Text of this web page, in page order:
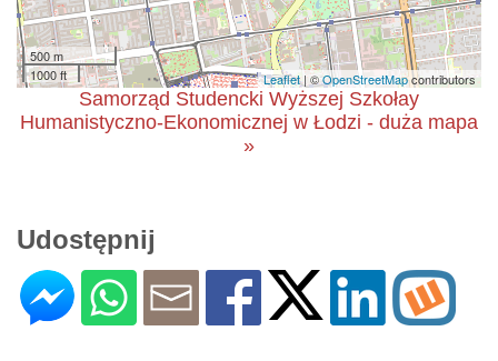
500 m
1000 ft
Leaflet| ©OpenStreetMapcontributors
Samorząd Studencki Wyższej Szkołay
Humanistyczno-Ekonomicznej w Łodzi - duża mapa
»
Udostępnij